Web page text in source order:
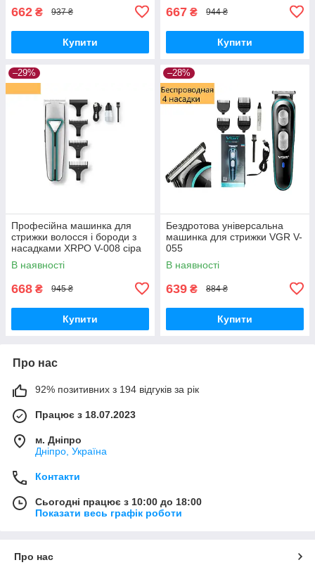
662 ₴ 937 ₴
Купити
667 ₴ 944 ₴
Купити
–29%
Професійна машинка для
стрижки волосся і бороди з
насадками XRPO V-008 сіра
(40948-V-008)
В наявності
668 ₴ 945 ₴
Купити
–28%
Бездротова універсальна
машинка для стрижки VGR V-
055
В наявності
639 ₴ 884 ₴
Купити
Про нас
92% позитивних з 194 відгуків за рік
Працює з 18.07.2023
м. Дніпро
Дніпро, Україна
Контакти
Сьогодні працює з 10:00 до 18:00
Показати весь графік роботи
Про нас